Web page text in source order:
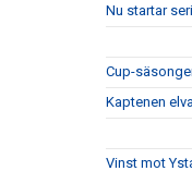
Nu startar
Cup-
Kaptenen
Vinst mot